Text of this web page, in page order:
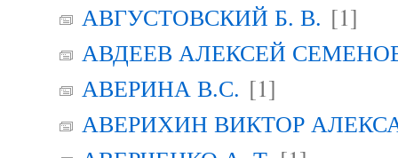
АВГУСТОВСКИЙ Б. В. [1]
АВДЕЕВ АЛЕКСЕЙ
АВЕРИНА B.C. [1]
АВЕРИХИН ВИКТОР